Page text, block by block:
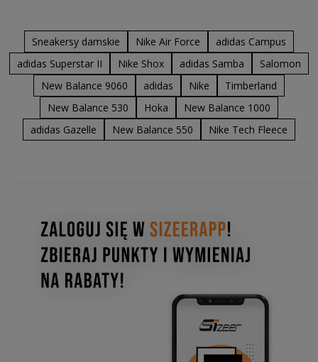
Sneakersy damskie Nike Air Force
adidas Campus
adidas Superstar II
Nike Shox adidas Samba
Salomon
New Balance 9060
adidas Nike
Timberland
New Balance 530
Hoka
New Balance 1000
adidas Gazelle
New Balance 550 Nike Tech Fleece